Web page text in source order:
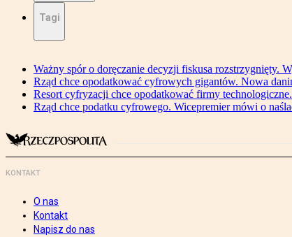
Tagi
Ważny spór o doręczanie decyzji fiskusa rozstrzygnięty.
Rząd chce opodatkować cyfrowych gigantów. Nowa
Resort cyfryzacji chce opodatkować firmy
Rząd chce podatku cyfrowego. Wicepremier mówi o
KONTAKT
O nas
Kontakt
Napisz do nas